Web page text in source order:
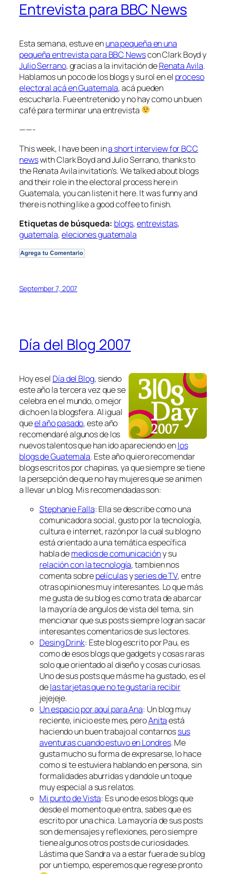
Entrevista para BBC News
Esta semana, estuve enuna pequeña en una
pequeña entrevista para BBC Newscon Clark Boyd y
Julio Serrano, gracias a la invitación deRenata Avila.
Hablamos un poco de los blogs y su rol en el proceso
electoral acá en Guatemala, acá pueden
escucharla. Fue entretenido y no hay como un buen
café para terminar una entrevista
——-
This week, I have been ina short interview for BCC
newswith Clark Boyd and Julio Serrano, thanks to
the Renata Avila invitation’s. We talked about blogs
and their role in the electoral process here in
Guatemala, you can listen it here. It was funny and
there is nothing like a good coffee to finish.
Etiquetas de búsqueda: blogs,entrevistas,
guatemala,eleciones guatemala
September 7, 2007
Día del Blog 2007
Hoy es el Día del Blog, siendo
este año la tercera vez que se
celebra en el mundo, o mejor
dicho en la blogsfera. Al igual
queel año pasado, este año
recomendaré algunos de los
nuevos talentos que han ido apareciendo enlos
blogs de Guatemala. Este año quiero recomendar
blogs escritos por chapinas, ya que siempre se tiene
la persepción de que no hay mujeres que se animen
a llevar un blog. Mis recomendadas son:
Stephanie Falla: Ella se describe comouna
comunicadora social, gusto por la tecnología,
cultura e internet, razón por la cual su blog no
está orientado a una temática específica
habla demedios de comunicacióny su
relación con la tecnología, tambien nos
comenta sobrepelículasyseries de TV, entre
otras opiniones muy interesantes. Lo que más
me gusta de su blog es como trata de abarcar
la mayoría deangulos de vistadel tema, sin
mencionar que sus posts siempre logran sacar
interesantes comentarios de sus lectores.
Desing Drink: Este blog escrito por Pau, es
como de esos blogs que gadgets y cosas raras
solo que orientado al diseño y cosas curiosas.
Uno de sus posts que más me ha gustado, es el
delas tarjetas que no te gustaría recibir
jejejeje.
Un espacio por aquí para Ana: Un blog muy
reciente, inicio este mes, peroAnitaestá
haciendo un buen trabajo al contarnossus
aventuras cuando estuvo en Londres. Me
gusta mucho su forma de expresarse, lo hace
como si te estuviera hablando en persona, sin
formalidades aburridas y dandole un toque
muy especial a sus relatos.
Mi punto de Vista: Es uno de esos blogs que
desde el momento que entra, sabes que es
escrito por una chica. La mayoría de sus posts
son de mensajes y reflexiones, pero siempre
tiene algunos otros posts de curiosidades.
Lástima que Sandra va a estar fuera de su blog
por un tiempo, esperemos que regrese pronto